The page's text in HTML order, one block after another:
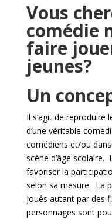
Vous
comédie
faire
jeunes?
Un
Il s’agit de reproduire
d’une véritable
comédiens et/ou
scène d’âge scolaire.
favoriser la
selon sa mesure. La
joués autant par des
personnages sont